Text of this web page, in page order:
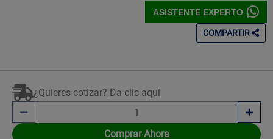
ASISTENTE EXPERTO
COMPARTIR
¿Quieres cotizar? Da clic aquí
Comprar Ahora